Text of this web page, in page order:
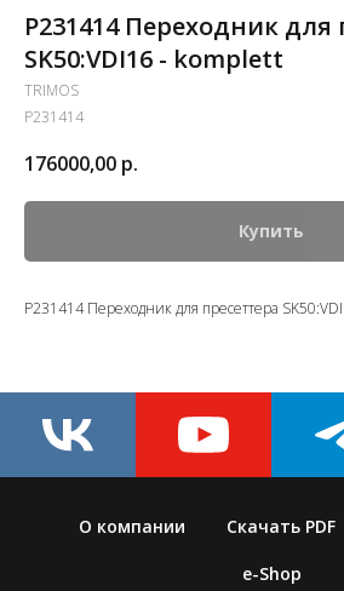
P231414 Переходник для
SK50:VDI16 - komplett
TRIMOS
P231414
176000,00 р.
Купить
P231414 Переходник для пресеттера
О компании Скачать PDF
e-Shop